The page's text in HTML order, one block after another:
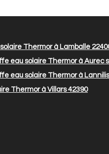
Thermor à Lamballe
eau solaire Thermor à Aurec
eau solaire Thermor à Lannilis
Thermor à Villars 42390